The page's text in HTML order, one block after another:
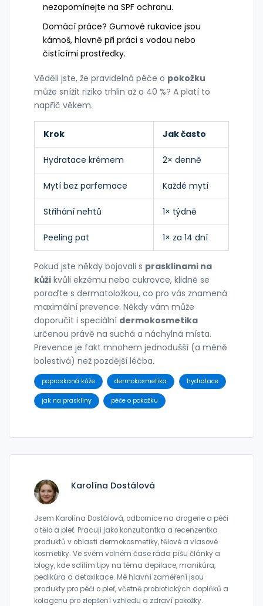
nezapomínejte na SPF ochranu.
Domácí práce? Gumové rukavice jsou
kámoš, hlavně při práci s vodou nebo
čistícími prostředky.
Věděli jste, že pravidelná péče o pokožku
může snížit riziko trhlin až o 40 %? A platí to
napříč věkem.
Krok Jak často
Hydratace krémem 2× denně
Mytí bez parfemace Každé mytí
Střihání nehtů 1× týdně
Peeling pat 1× za 14 dní
Pokud jste někdy bojovali s prasklinami na
kůži kvůli ekzému nebo cukrovce, klidně se
poraďte s dermatoložkou, co pro vás znamená
maximální prevence. Někdy vám může
doporučit i speciální dermokosmetika
určenou právě na suchá a náchylná místa.
Prevence je fakt mnohem jednodušší (a méně
bolestivá) než pozdější léčba.
popraskaná kůže dermokosmetika hydratace
jak na praskliny péče o pokožku
Karolína Dostálová
Jsem Karolína Dostálová, odbornice na drogerie a péči
o tělo a pleť. Pracuji jako konzultantka a recenzentka
produktů v oblasti dermokosmetiky, tělové a vlasové
kosmetiky. Ve svém volném čase ráda píšu články a
blogy, kde sdílím tipy na téma depilace, manikúra,
pedikúra a detoxikace. Mé hlavní zaměření jsou
produkty pro péči o pleť, včetně probiotických doplňků a
kolagenu pro zlepšení vzhledu a zdraví pokožky.